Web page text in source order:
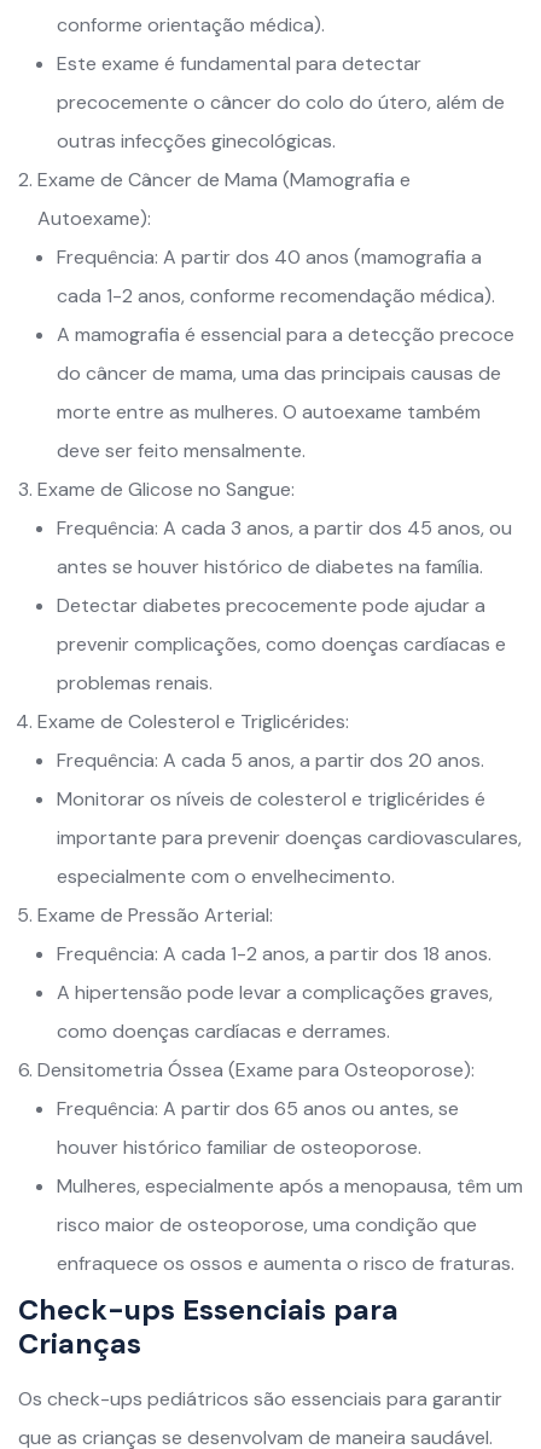
conforme orientação médica).
Este exame é fundamental para detectar
precocemente o câncer do colo do útero, além de
outras infecções ginecológicas.
Exame de Câncer de Mama (Mamografia e
Autoexame):
Frequência: A partir dos 40 anos (mamografia a
cada 1-2 anos, conforme recomendação médica).
A mamografia é essencial para a detecção precoce
do câncer de mama, uma das principais causas de
morte entre as mulheres. O autoexame também
deve ser feito mensalmente.
Exame de Glicose no Sangue:
Frequência: A cada 3 anos, a partir dos 45 anos, ou
antes se houver histórico de diabetes na família.
Detectar diabetes precocemente pode ajudar a
prevenir complicações, como doenças cardíacas e
problemas renais.
Exame de Colesterol e Triglicérides:
Frequência: A cada 5 anos, a partir dos 20 anos.
Monitorar os níveis de colesterol e triglicérides é
importante para prevenir doenças cardiovasculares,
especialmente com o envelhecimento.
Exame de Pressão Arterial:
Frequência: A cada 1-2 anos, a partir dos 18 anos.
A hipertensão pode levar a complicações graves,
como doenças cardíacas e derrames.
Densitometria Óssea (Exame para Osteoporose):
Frequência: A partir dos 65 anos ou antes, se
houver histórico familiar de osteoporose.
Mulheres, especialmente após a menopausa, têm um
risco maior de osteoporose, uma condição que
enfraquece os ossos e aumenta o risco de fraturas.
Check-ups Essenciais para
Crianças
Os check-ups pediátricos são essenciais para garantir
que as crianças se desenvolvam de maneira saudável.